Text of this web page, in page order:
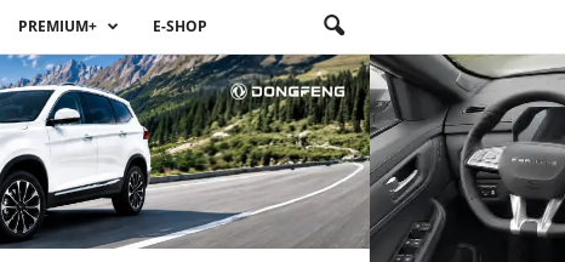
PREMIUM+ E-SHOP